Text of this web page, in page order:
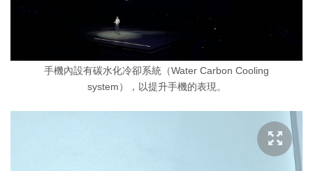
手機內設有碳水化冷卻系統（Water Carbon Cooling
system），以提升手機的表現。